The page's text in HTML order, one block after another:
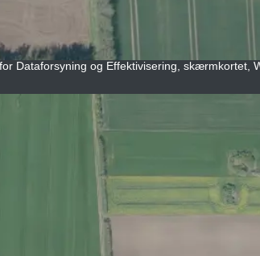
Dataforsyning og Effektivisering, skærmkortet,